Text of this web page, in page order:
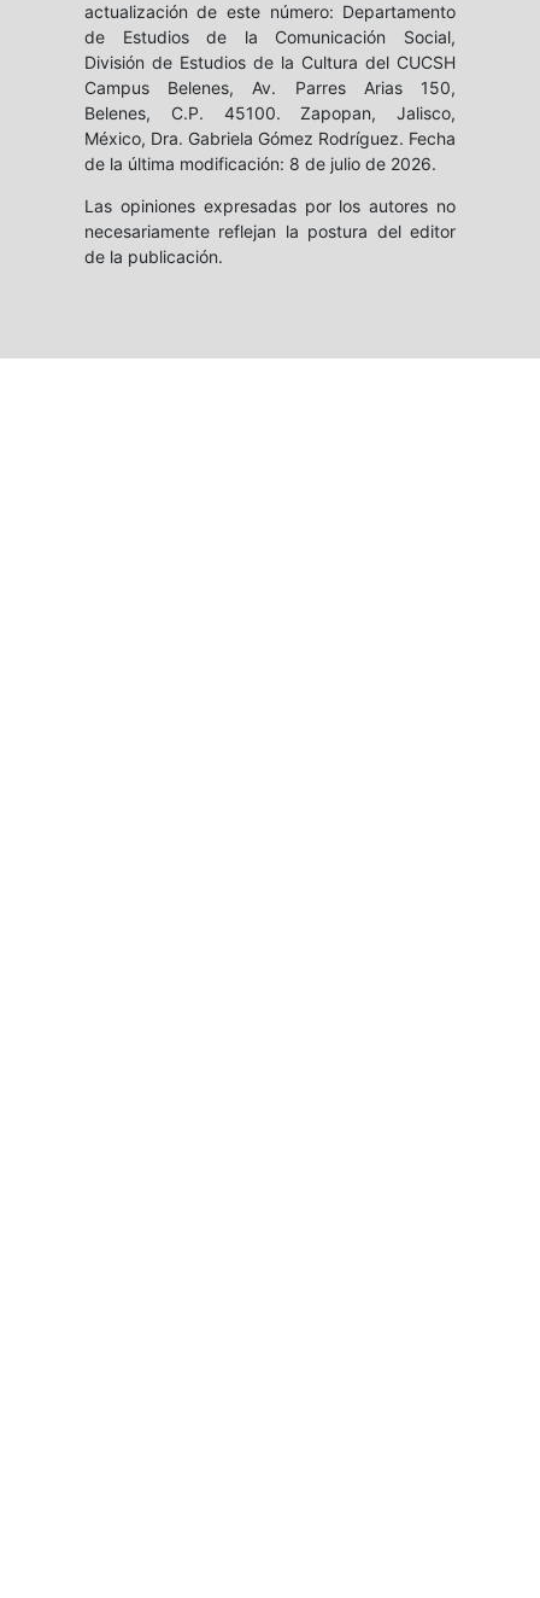
actualización de este número: Departamento
de Estudios de la Comunicación Social,
División de Estudios de la Cultura del CUCSH
Campus Belenes, Av. Parres Arias 150,
Belenes, C.P. 45100. Zapopan, Jalisco,
México, Dra. Gabriela Gómez Rodríguez. Fecha
de la última modificación: 8 de julio de 2026.
Las opiniones expresadas por los autores no
necesariamente reflejan la postura del editor
de la publicación.